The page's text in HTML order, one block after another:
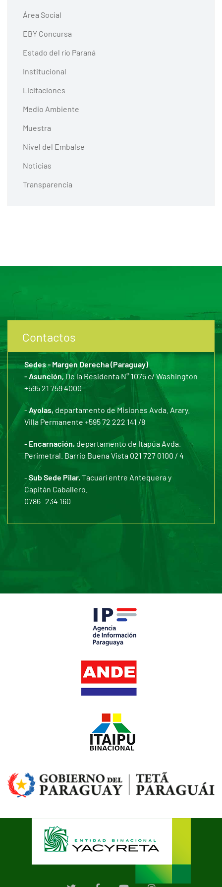
Área Social
EBY Concursa
Estado del río Paraná
Institucional
Licitaciones
Medio Ambiente
Muestra
Nivel del Embalse
Noticias
Transparencia
Contactos
Sedes - Margen Derecha (Paraguay)
- Asunción,De la Residenta N° 1075 c/ Washington
+595 21 759 4000
- Ayolas, departamento de Misiones Avda. Arary.
Villa Permanente +595 72 222 141 /8
- Encarnación, departamento de Itapúa Avda.
Perimetral. Barrio Buena Vista 021 727 0100 / 4
-Sub Sede Pilar, Tacuarí entre Antequera y
Capitán Caballero.
0786- 234 160